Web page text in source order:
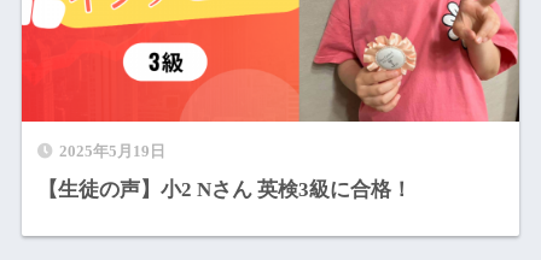
2025年5月19日
【生徒の声】小2 Nさん 英検3級に合格！